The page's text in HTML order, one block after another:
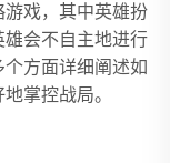
戏，其中英雄扮
会不自主地进行
方面详细阐述如
掌控战局。